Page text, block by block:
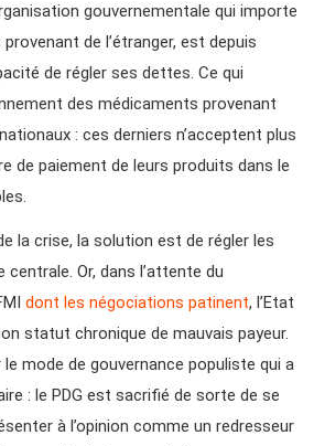
gouvernementale qui importe
de l’étranger, est depuis
de régler ses dettes. Ce qui
des médicaments provenant
: ces derniers n’acceptent plus
de paiement de leurs produits dans le
la crise, la solution est de régler les
Or, dans l’attente du
dont les négociations patinent, l’Etat
statut chronique de mauvais payeur.
mode de gouvernance populiste qui a
: le PDG est sacrifié de sorte de se
à l’opinion comme un redresseur